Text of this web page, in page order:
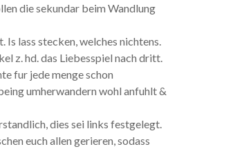
die sekundar beim Wandlung
lass stecken, welches nichtens.
z. hd. das Liebesspiel nach dritt.
fur jede menge schon
umherwandern wohl anfuhlt &
dies sei links festgelegt.
euch allen gerieren, sodass